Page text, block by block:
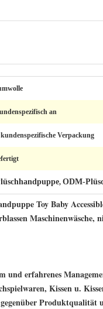
an
Verpackung
, ODM-
Toy Baby
Maschinenwäsche,
und erfahrenes
Kissen u.